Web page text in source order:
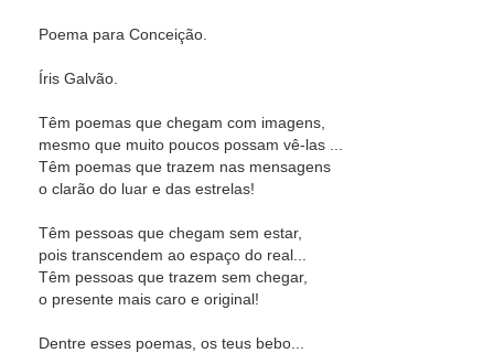
Poema para Conceição.
Íris Galvão.
Têm poemas que chegam com imagens,
mesmo que muito poucos possam vê-las ...
Têm poemas que trazem nas mensagens
o clarão do luar e das estrelas!
Têm pessoas que chegam sem estar,
pois transcendem ao espaço do real...
Têm pessoas que trazem sem chegar,
o presente mais caro e original!
Dentre esses poemas, os teus bebo...